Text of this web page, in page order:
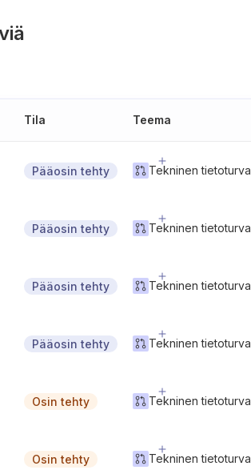
Tila Teema
Pääosin tehty Tekninen tietoturva
Pääosin tehty Tekninen tietoturva
Pääosin tehty Tekninen tietoturva
Pääosin tehty Tekninen tietoturva
Osin tehty Tekninen tietoturva
Osin tehty Tekninen tietoturva